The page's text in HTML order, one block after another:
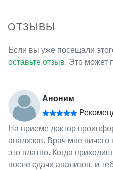
ОТЗЫВЫ
Если вы уже посещали
оставьте отзыв. Это может
Аноним
На приеме доктор
анализов. Врач мне ничего
это платно. Когда
после сдачи анализов, и